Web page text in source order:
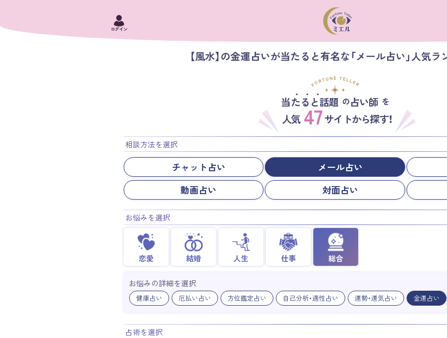
ログイン
【風水】の金運占いが当たると有名な「メール占い」人気ラ
当たると話題 の占い師 を
人気 47 サイトから探す！
相談方法を選択
チャット占い メール占い
動画占い
対面占い
お悩みを選択
恋愛 結婚 人生 仕事 総合
お悩みの詳細を選択
健康占い 厄払い占い 方位鑑定占い 自己分析・適性占い 運勢・運気占い 金運占い
占術を選択